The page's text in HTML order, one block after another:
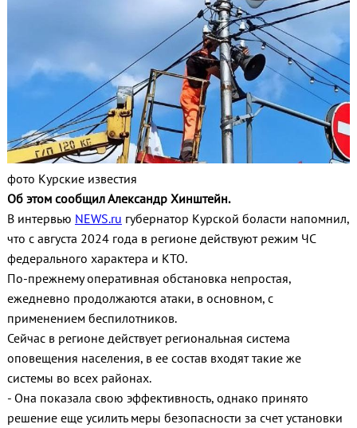
фото Курские известия
Об этом сообщил Александр Хинштейн.
В интервью ​NEWS.ru губернатор Курской боласти напомнил,
что с августа 2024 года в регионе действуют режим ЧС
федерального характера и КТО.
По-прежнему оперативная обстановка непростая,
ежедневно продолжаются атаки, в основном, с
применением беспилотников.
Сейчас в регионе действует региональная система
оповещения населения, в ее состав входят такие же
системы во всех районах.
- Она показала свою эффективность, однако принято
решение еще усилить меры безопасности за счет установки